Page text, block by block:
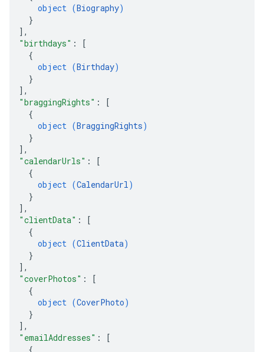
object (Biography)
}
] ,
"birthdays" :
[
{
object (Birthday)
}
] ,
"braggingRights" :
[
{
object (BraggingRights)
}
] ,
"calendarUrls" :
[
{
object (CalendarUrl)
}
] ,
"clientData" :
[
{
object (ClientData)
}
] ,
"coverPhotos" :
[
{
object (CoverPhoto)
}
] ,
"emailAddresses" :
[
{